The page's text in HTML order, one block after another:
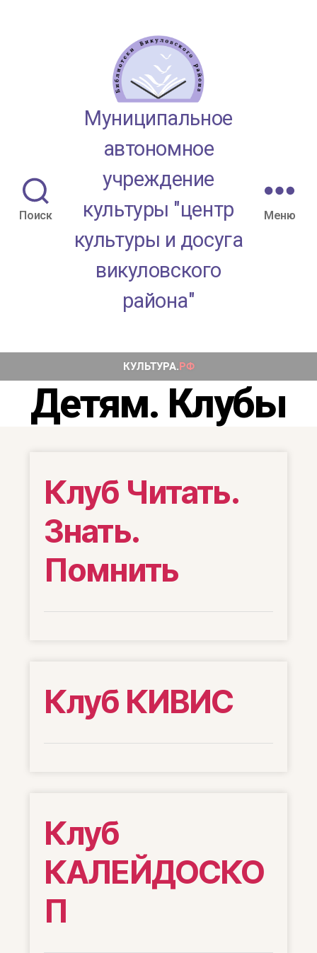
Поиск
Муниципальное
автономное
учреждение
культуры "центр
культуры и досуга
викуловского
района"
Меню
Детям. Клубы
Клуб Читать.
Знать.
Помнить
Клуб КИВИС
Клуб
КАЛЕЙДОСКО
П